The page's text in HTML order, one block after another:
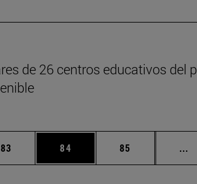
de 26 centros educativos del
Use TAB para desplazarse.
Página
83 Página
84 Página
85 ...